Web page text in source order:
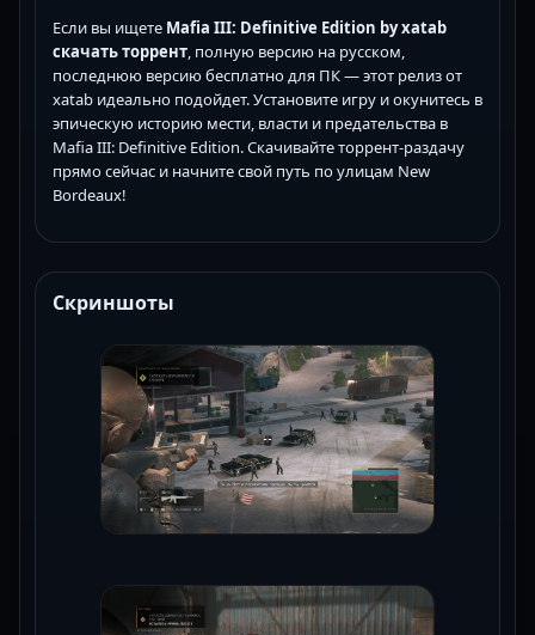
Если вы ищете Mafia III: Definitive Edition by xatab
скачать торрент, полную версию на русском,
последнюю версию бесплатно для ПК — этот релиз от
xatab идеально подойдет. Установите игру и окунитесь в
эпическую историю мести, власти и предательства в
Mafia III: Definitive Edition. Скачивайте торрент-раздачу
прямо сейчас и начните свой путь по улицам New
Bordeaux!
Скриншоты